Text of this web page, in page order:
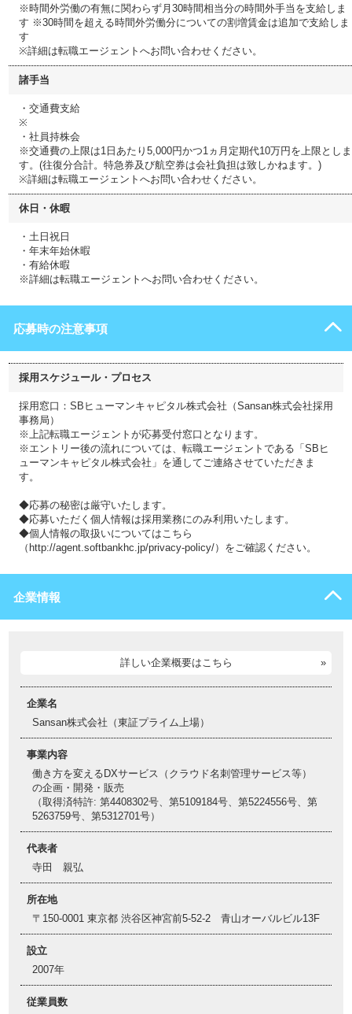
※時間外労働の有無に関わらず月30時間相当分の時間外手当を支給しま
す ※30時間を超える時間外労働分についての割増賃金は追加で支給しま
す
※詳細は転職エージェントへお問い合わせください。
諸手当
・交通費支給
※
・社員持株会
※交通費の上限は1日あたり5,000円かつ1ヵ月定期代10万円を上限としま
す。(往復分合計。特急券及び航空券は会社負担は致しかねます。)
※詳細は転職エージェントへお問い合わせください。
休日・休暇
・土日祝日
・年末年始休暇
・有給休暇
※詳細は転職エージェントへお問い合わせください。
応募時の注意事項
採用スケジュール・プロセス
採用窓口：SBヒューマンキャピタル株式会社（Sansan株式会社採用
事務局）
※上記転職エージェントが応募受付窓口となります。
※エントリー後の流れについては、転職エージェントである「SBヒ
ューマンキャピタル株式会社」を通してご連絡させていただきま
す。
◆応募の秘密は厳守いたします。
◆応募いただく個人情報は採用業務にのみ利用いたします。
◆個人情報の取扱いについてはこちら
（http://agent.softbankhc.jp/privacy-policy/）をご確認ください。
企業情報
詳しい企業概要はこちら
企業名
Sansan株式会社（東証プライム上場）
事業内容
働き方を変えるDXサービス（クラウド名刺管理サービス等）
の企画・開発・販売
（取得済特許: 第4408302号、第5109184号、第5224556号、第
5263759号、第5312701号）
代表者
寺田 親弘
所在地
〒150-0001 東京都 渋谷区神宮前5-52-2 青山オーバルビル13F
設立
2007年
従業員数